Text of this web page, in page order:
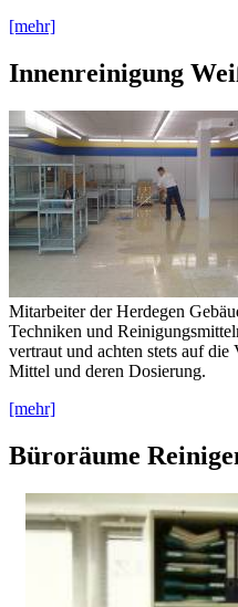
[mehr]
Innenreinigung
Mitarbeiter der Herdegen
Techniken und
vertraut und achten stets auf
Mittel und deren Dosierung.
[mehr]
Büroräume